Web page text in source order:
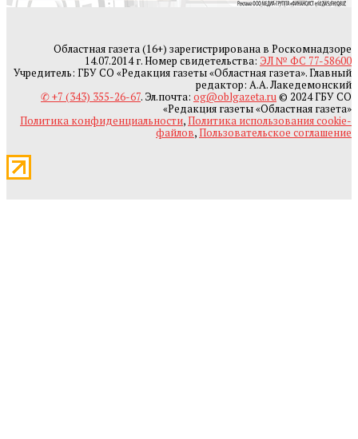
Областная газета (16+) зарегистрирована в Роскомнадзоре
14.07.2014 г. Номер свидетельства: ЭЛ № ФС 77-58600
Учредитель: ГБУ СО «Редакция газеты «Областная газета». Главный
редактор: А.А. Лакедемонский
✆ +7 (343) 355-26-67. Эл.почта: og@oblgazeta.ru© 2024 ГБУ СО
«Редакция газеты «Областная газета»
Политика конфиденциальности,Политика использования cookie-
файлов,Пользовательское соглашение